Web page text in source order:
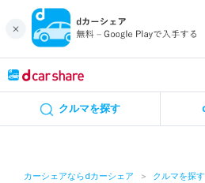
クルマを探す
カーシェアならdカーシェア クルマを探す
カーシェア